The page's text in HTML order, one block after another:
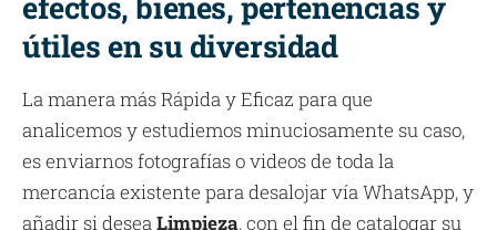
útiles en su diversidad
La manera más Rápida y Eficaz para que
analicemos y estudiemos minuciosamente su caso,
es enviarnos fotografías o videos de toda la
mercancía existente para desalojar vía WhatsApp, y
añadir si deseaLimpieza, con el fin de catalogar su